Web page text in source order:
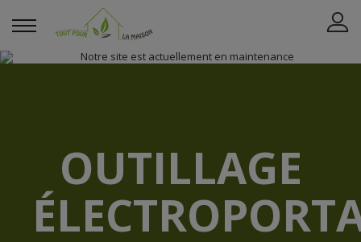
OUTILLAGE